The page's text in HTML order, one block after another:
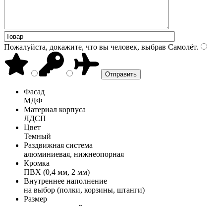
Пожалуйста, докажите, что вы человек, выбрав Самолёт.
Фасад
МДФ
Материал корпуса
ЛДСП
Цвет
Темный
Раздвижная система
алюминиевая, нижнеопорная
Кромка
ПВХ (0,4 мм, 2 мм)
Внутреннее наполнение
на выбор (полки, корзины, штанги)
Размер